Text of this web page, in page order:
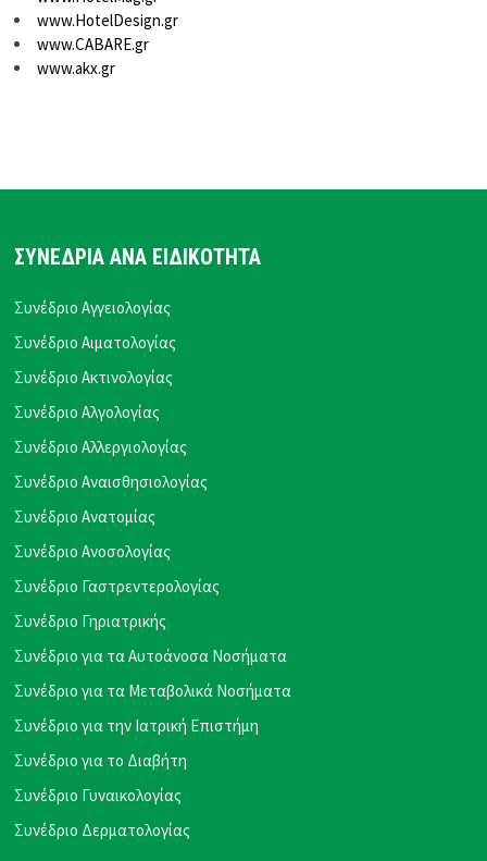
www.HotelDesign.gr
www.CABARE.gr
www.akx.gr
ΣΥΝΕΔΡΙΑ ΑΝΑ ΕΙΔΙΚΟΤΗΤΑ
Συνέδριο Αγγειολογίας
Συνέδριο Αιματολογίας
Συνέδριο Ακτινολογίας
Συνέδριο Αλγολογίας
Συνέδριο Αλλεργιολογίας
Συνέδριο Αναισθησιολογίας
Συνέδριο Ανατομίας
Συνέδριο Ανοσολογίας
Συνέδριο Γαστρεντερολογίας
Συνέδριο Γηριατρικής
Συνέδριο για τα Αυτοάνοσα Νοσήματα
Συνέδριο για τα Μεταβολικά Νοσήματα
Συνέδριο για την Ιατρική Επιστήμη
Συνέδριο για το Διαβήτη
Συνέδριο Γυναικολογίας
Συνέδριο Δερματολογίας